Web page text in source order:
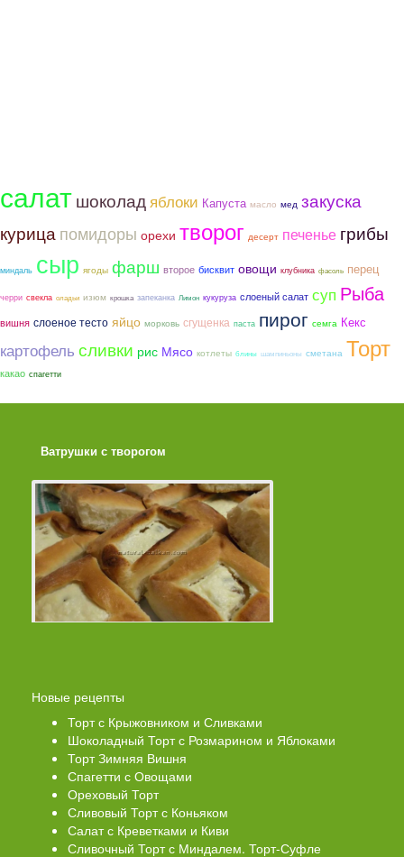
салатшоколад яблоки Капуста масло мед закуска
курицапомидоры орехи творог десерт печенье грибы
миндаль сыр ягоды фарш второе бисквит овощи клубника фасоль перец
черри свекла оладьи изюм крошка запеканка Лимон кукуруза слоеный салат суп Рыба
вишня слоеное тесто яйцо морковь сгущенка паста пирог семга Кекс
картофель сливки рис Мясо котлеты блины шампиньоны сметана Торт
какао спагетти
Ватрушки с творогом
Новые рецепты
Торт с Крыжовником и Сливками
Шоколадный Торт с Розмарином и Яблоками
Торт Зимняя Вишня
Спагетти с Овощами
Ореховый Торт
Сливовый Торт с Коньяком
Салат с Креветками и Киви
Сливочный Торт с Миндалем. Торт-Суфле